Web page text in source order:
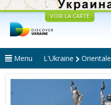
VOIR LA CARTE
Menu L'Ukraine Orientale